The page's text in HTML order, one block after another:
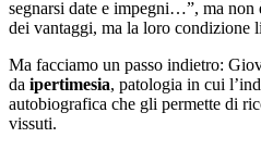
segnarsi date e impegni…”, ma non
dei vantaggi, ma la loro condizione
Ma facciamo un passo indietro:
da ipertimesia, patologia in cui
autobiografica che gli permette di
vissuti.